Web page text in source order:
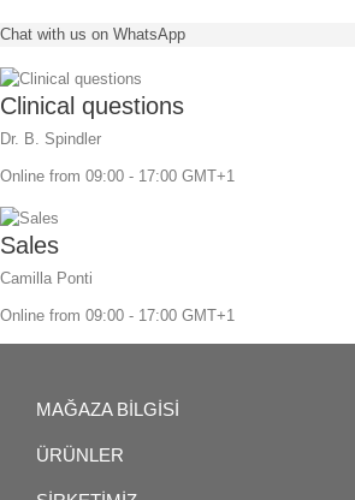
Chat with us on WhatsApp
Clinical questions
Dr. B. Spindler
Online from 09:00 - 17:00 GMT+1
Sales
Camilla Ponti
Online from 09:00 - 17:00 GMT+1
MAĞAZA BILGISI
ÜRÜNLER